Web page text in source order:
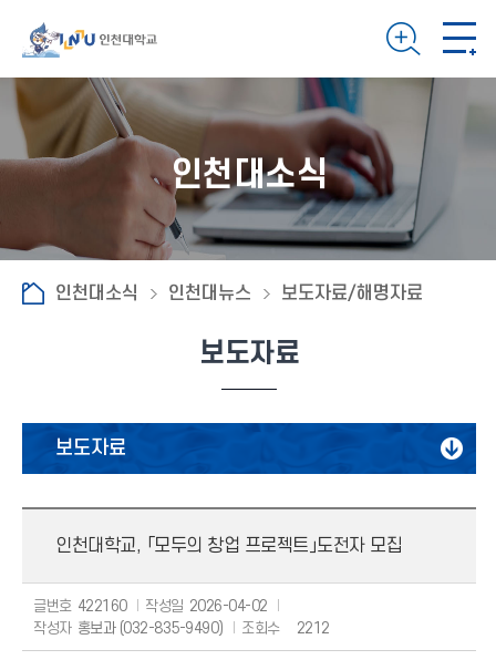
인천대소식
인천대소식 인천대뉴스 보도자료/해명자료
보도자료
보도자료
해명자료
인천대학교, 「모두의 창업 프로젝트」도전자 모집
글번호 422160 작성일 2026-04-02
작성자 홍보과 (032-835-9490) 조회수 2212